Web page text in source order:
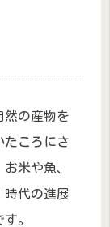
の産物を
たころにさ
米や魚、
時代の進展
。